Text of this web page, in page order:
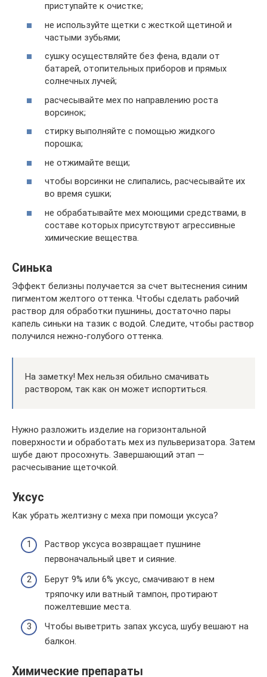
приступайте к очистке;
не используйте щетки с жесткой щетиной и
частыми зубьями;
сушку осуществляйте без фена, вдали от
батарей, отопительных приборов и прямых
солнечных лучей;
расчесывайте мех по направлению роста
ворсинок;
стирку выполняйте с помощью жидкого
порошка;
не отжимайте вещи;
чтобы ворсинки не слипались, расчесывайте их
во время сушки;
не обрабатывайте мех моющими средствами, в
составе которых присутствуют агрессивные
химические вещества.
Синька
Эффект белизны получается за счет вытеснения синим
пигментом желтого оттенка. Чтобы сделать рабочий
раствор для обработки пушнины, достаточно пары
капель синьки на тазик с водой. Следите, чтобы раствор
получился нежно-голубого оттенка.
На заметку! Мех нельзя обильно смачивать
раствором, так как он может испортиться.
Нужно разложить изделие на горизонтальной
поверхности и обработать мех из пульверизатора. Затем
шубе дают просохнуть. Завершающий этап —
расчесывание щеточкой.
Уксус
Как убрать желтизну с меха при помощи уксуса?
Раствор уксуса возвращает пушнине
первоначальный цвет и сияние.
Берут 9% или 6% уксус, смачивают в нем
тряпочку или ватный тампон, протирают
пожелтевшие места.
Чтобы выветрить запах уксуса, шубу вешают на
балкон.
Химические препараты